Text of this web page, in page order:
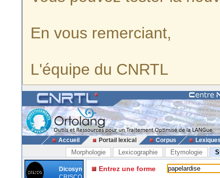
En vous remerciant,
L'équipe du CNRTL
Accueil Portail lexical Corpus
Morphologie Lexicographie Etymologie
Dicosyn
Entrez une forme